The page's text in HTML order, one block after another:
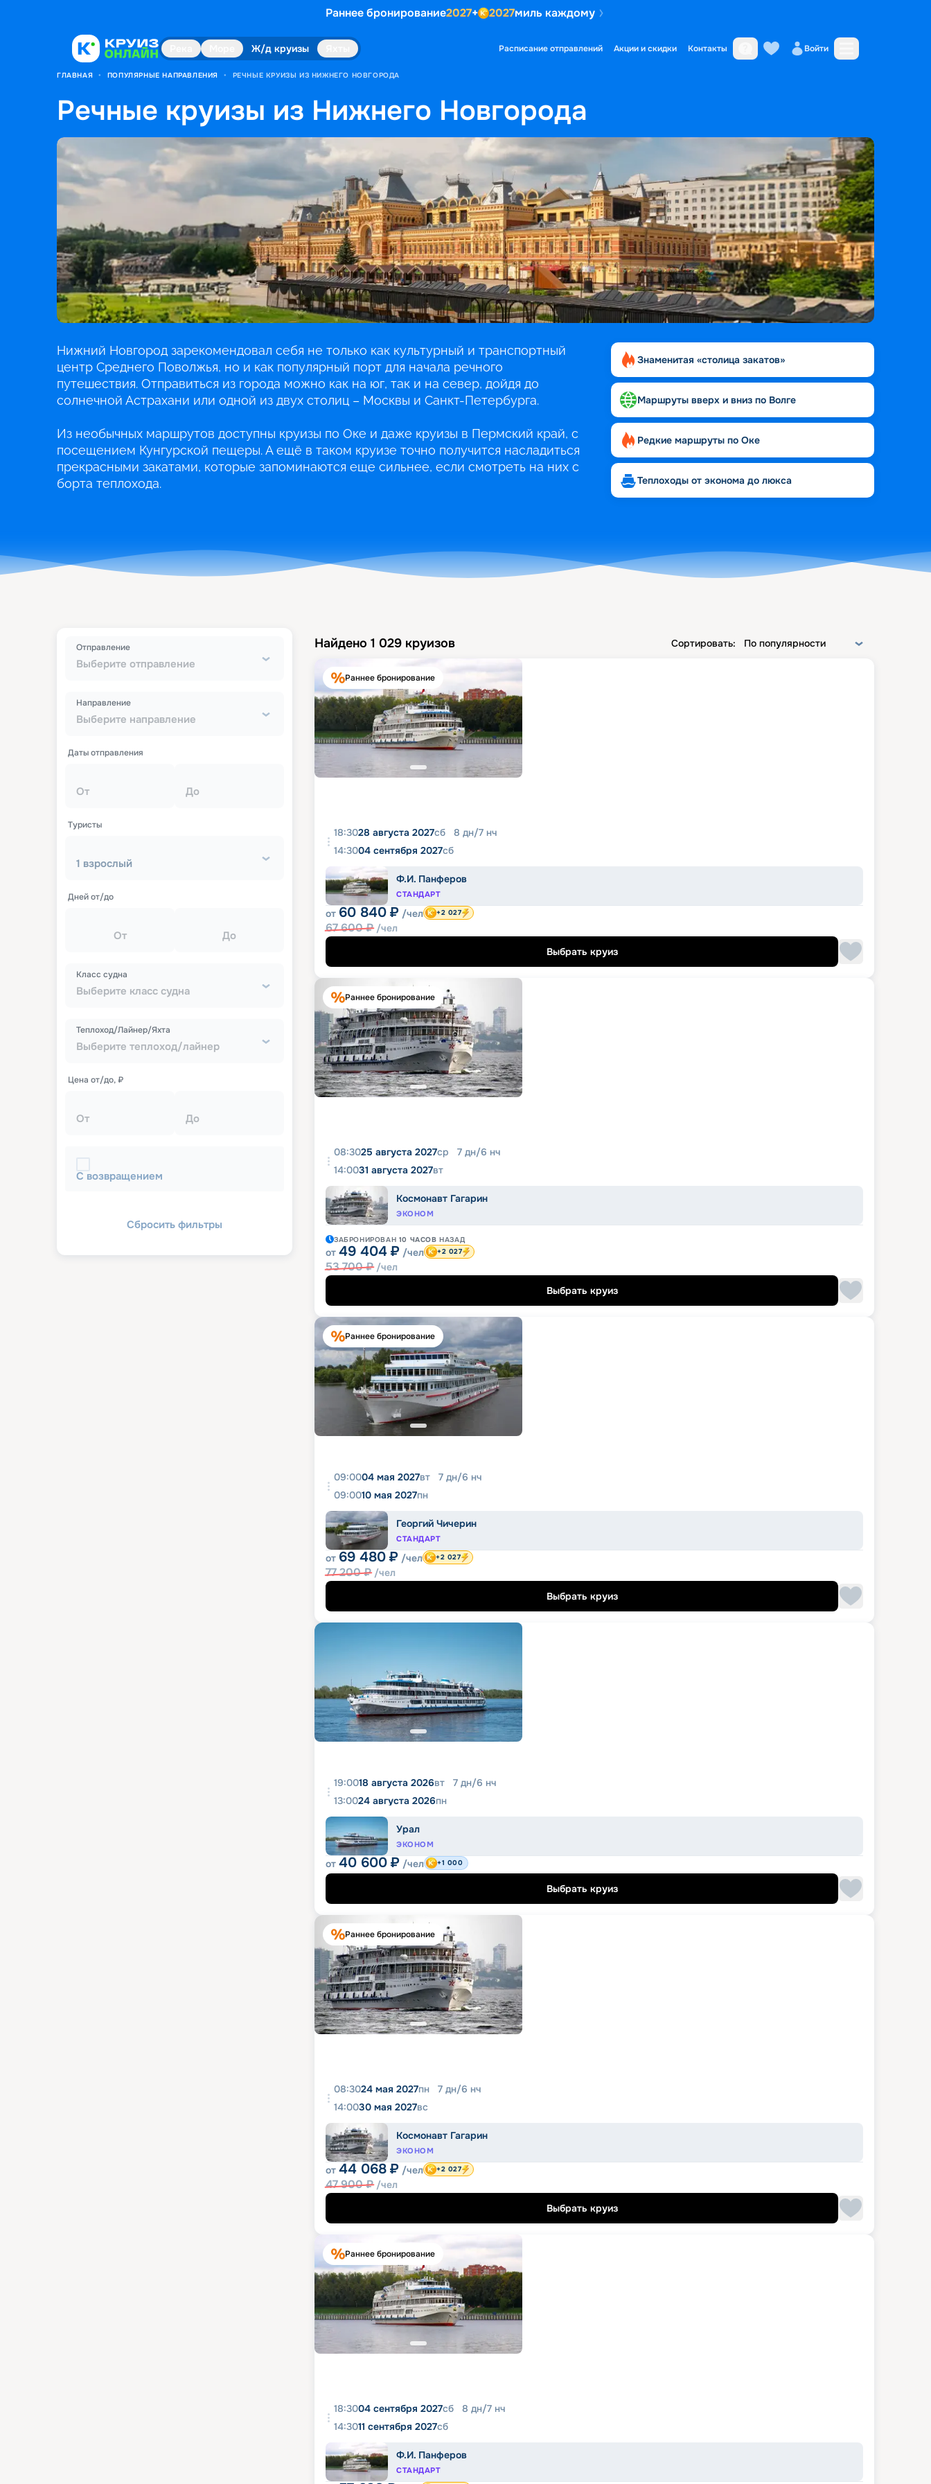
Раннее бронирование2027+ 2027миль каждому
Ж/д круизы Расписание отправлений Акции и скидки Контакты Войти
ГЛАВНАЯ • ПОПУЛЯРНЫЕ НАПРАВЛЕНИЯ • РЕЧНЫЕ КРУИЗЫ ИЗ НИЖНЕГО НОВГОРОДА
Речные круизы из Нижнего Новгорода
Нижний Новгород зарекомендовал себя не только как культурный и транспортный
центр Среднего Поволжья, но и как популярный порт для начала речного
путешествия. Отправиться из города можно как на юг, так и на север, дойдя до
солнечной Астрахани или одной из двух столиц – Москвы и Санкт-Петербурга.
Из необычных маршрутов доступны круизы по Оке и даже круизы в Пермский край, с
посещением Кунгурской пещеры. А ещё в таком круизе точно получится насладиться
прекрасными закатами, которые запоминаются еще сильнее, если смотреть на них с
борта теплохода.
Знаменитая «столица закатов»
Маршруты вверх и вниз по Волге
Редкие маршруты по Оке
Теплоходы от эконома до люкса
Выберите отправление
Отправление
Выберите направление
Направление
Даты отправления
От До
Туристы
1 взрослый
Дней от/до
От До
Выберите класс судна
Класс судна
Выберите теплоход/лайнер
Теплоход/Лайнер/Яхта
Цена от/до, ₽
От До
С возвращением
Сбросить фильтры
Найдено 1 029 круизов Сортировать: По популярности
Раннее бронирование
18:3028 августа 2027сб 8 дн/7 нч
14:3004 сентября 2027сб
Ф.И. Панферов
СТАНДАРТ
от 60 840 ₽ /чел
67 600₽ /чел
+2 027
Выбрать круиз
Раннее бронирование
08:3025 августа 2027ср 7 дн/6 нч
14:0031 августа 2027вт
Космонавт Гагарин
ЭКОНОМ
ЗАБРОНИРОВАН 10 ЧАСОВ НАЗАД
от 49 404 ₽ /чел
53 700₽ /чел
+2 027
Выбрать круиз
Раннее бронирование
09:0004 мая 2027вт 7 дн/6 нч
09:0010 мая 2027пн
Георгий Чичерин
СТАНДАРТ
от 69 480 ₽ /чел
77 200₽ /чел
+2 027
Выбрать круиз
19:0018 августа 2026вт 7 дн/6 нч
13:0024 августа 2026пн
Урал
ЭКОНОМ
от 40 600 ₽ /чел +1 000
Выбрать круиз
Раннее бронирование
08:3024 мая 2027пн 7 дн/6 нч
14:0030 мая 2027вс
Космонавт Гагарин
ЭКОНОМ
от 44 068 ₽ /чел
47 900₽ /чел
+2 027
Выбрать круиз
Раннее бронирование
18:3004 сентября 2027сб 8 дн/7 нч
14:3011 сентября 2027сб
Ф.И. Панферов
СТАНДАРТ